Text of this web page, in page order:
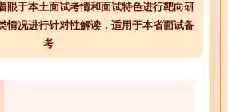
眼于本土面试考情和面试特色进行靶向研
情况进行针对性解读，适用于本省面试备
考